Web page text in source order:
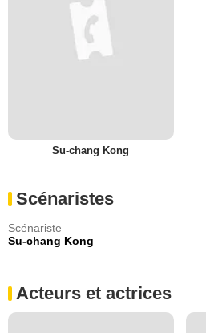
Su-chang Kong
Scénaristes
Scénariste
Su-chang Kong
Acteurs et actrices